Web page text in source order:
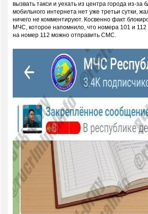
вызвать такси и уехать из центра города из-за
мобильного интернета нет уже третьи сутки,
ничего не комментируют. Косвенно факт
МЧС, которое напомнило, что номера 101 и
на номер 112 можно отправить СМС.